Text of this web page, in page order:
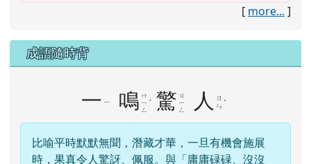
[ more... ]
成語隨時背
一 ㄧ 鳴 ㄇ
ㄧ
ㄥ
ˊ 驚 ㄐ
ㄧ
ㄥ
人
ㄖ
ㄣ ˊ
比喻平時默默無聞，潛藏才華，一旦有機會施展
時，果真令人驚訝、佩服。與「庸庸碌碌、沒沒